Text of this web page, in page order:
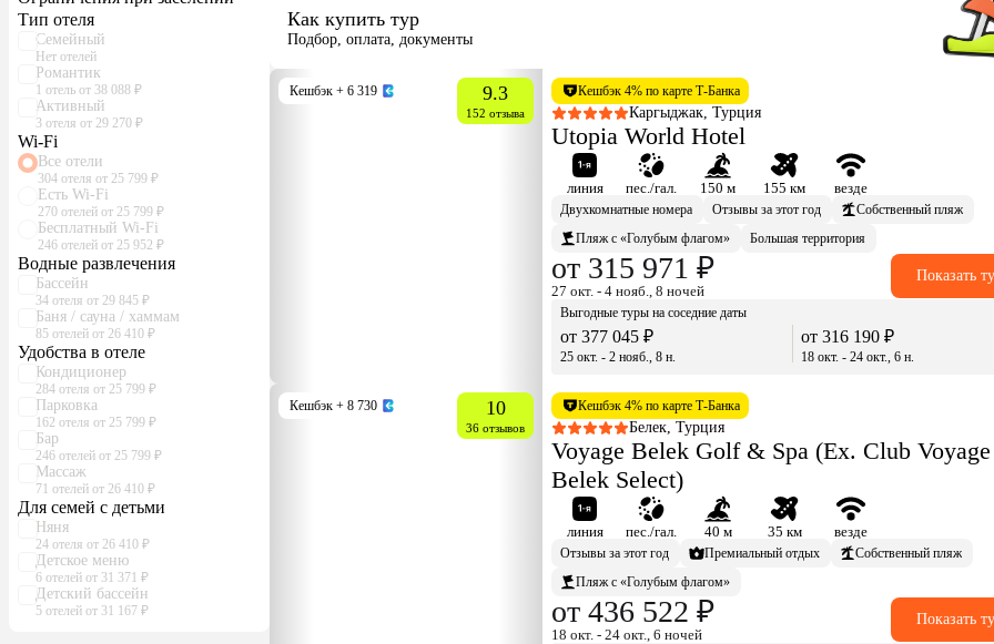
Тип отеля
Семейный
Нет отелей
Романтик
1 отель от 38 088 ₽
Активный
3 отеля от 29 270 ₽
Wi-Fi
Все отели
304 отеля от 25 799 ₽
Есть Wi-Fi
270 отелей от 25 799 ₽
Бесплатный Wi-Fi
246 отелей от 25 952 ₽
Водные развлечения
Бассейн
34 отеля от 29 845 ₽
Баня / сауна / хаммам
85 отелей от 26 410 ₽
Удобства в отеле
Кондиционер
284 отеля от 25 799 ₽
Парковка
162 отеля от 25 799 ₽
Бар
246 отелей от 25 799 ₽
Массаж
71 отелей от 26 410 ₽
Для семей с детьми
Няня
24 отеля от 26 410 ₽
Детское меню
6 отелей от 31 371 ₽
Детский бассейн
5 отелей от 31 167 ₽
Как купить тур
Подбор, оплата, документы
Кешбэк + 6 319 9.3
152 отзыва
Кешбэк 4% по карте Т-Банка
Каргыджак, Турция
Utopia World Hotel
линия пес./гал. 150 м 155 км
везде
Двухкомнатные номера
Отзывы за этот год
Собственный пляж
Пляж с «Голубым флагом»
Большая территория
от 315 971 ₽
27 окт. - 4 нояб., 8 ночей
Показать
Выгодные туры на соседние даты
от 377 045 ₽
25 окт. - 2 нояб., 8 н.
от 316 190 ₽
18 окт. - 24 окт., 6 н.
Кешбэк + 8 730 10
36 отзывов
Кешбэк 4% по карте Т-Банка
Белек, Турция
Voyage Belek Golf & Spa (Ex. Club Voyage
Belek Select)
линия пес./гал. 40 м 35 км
везде
Отзывы за этот год
Премиальный отдых
Собственный пляж
Пляж с «Голубым флагом»
от 436 522 ₽
18 окт. - 24 окт., 6 ночей
Показать